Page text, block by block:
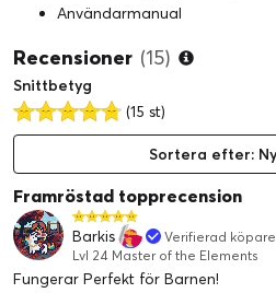
Användarmanual
Recensioner (15)
Snittbetyg
(15 st)
Sortera efter:
Framröstad topprecension
Barkis
Verifierad köpare
Lvl 24 Master of the Elements
Fungerar Perfekt för Barnen!